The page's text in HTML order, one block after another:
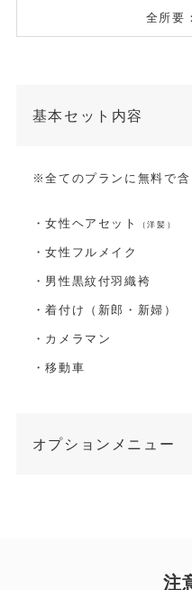
全所要
基本セット内容
※全てのプランに無料で含
・女性ヘアセット （洋髪）
・女性フルメイク
・男性黒紋付羽織袴
・着付け（新郎・新婦）
・カメラマン
・移動車
オプションメニュー
注